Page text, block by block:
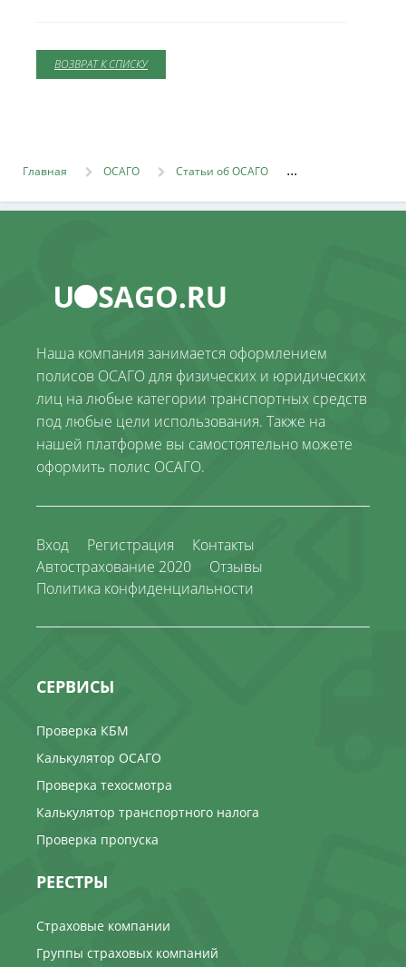
ВОЗВРАТ К СПИСКУ
Главная ОСАГО Статьи об ОСАГО
Наша компания занимается оформлением
полисов ОСАГО для физических и юридических
лиц на любые категории транспортных средств
под любые цели использования. Также на
нашей платформе вы самостоятельно можете
оформить полис ОСАГО.
Вход Регистрация
Контакты
Автострахование 2020
Отзывы
Политика конфиденциальности
СЕРВИСЫ
Проверка КБМ
Калькулятор ОСАГО
Проверка техосмотра
Калькулятор транспортного налога
Проверка пропуска
РЕЕСТРЫ
Страховые компании
Группы страховых компаний